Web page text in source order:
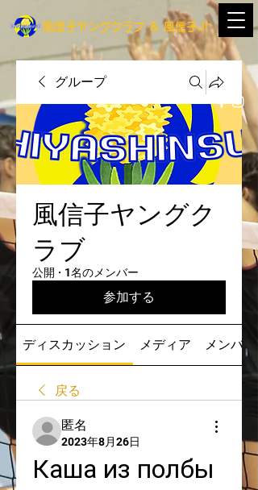
​風信子ヤングクラブ＆ ​風信子Jr
グループ
風信子ヤングク
ラブ
公開 · 1名のメンバー
参加する
ディスカッション メディア メンバー
戻る
匿名
2023年8月26日
Каша из полбы